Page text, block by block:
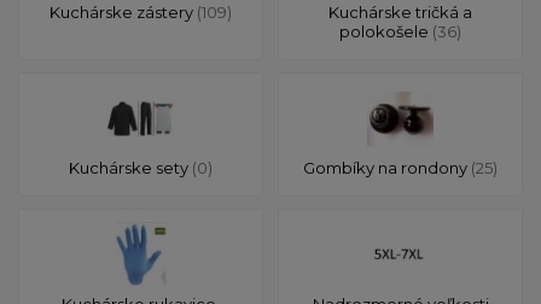
Kuchárske zástery (109)
Kuchárske tričká a
polokošele (36)
Kuchárske sety (0) Gombíky na rondony (25)